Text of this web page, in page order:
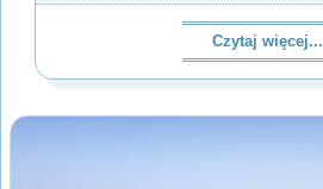
Czytaj więcej...